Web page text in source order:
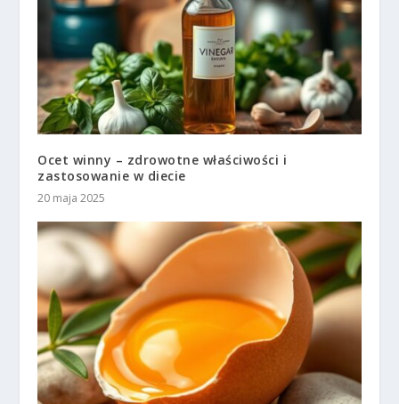
Ocet winny – zdrowotne właściwości i
zastosowanie w diecie
20 maja 2025